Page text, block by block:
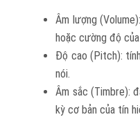
Âm lượng
hoặc cường độ
Độ cao (Pitch):
nói.
Âm sắc (Timbre):
kỳ cơ bản của tín